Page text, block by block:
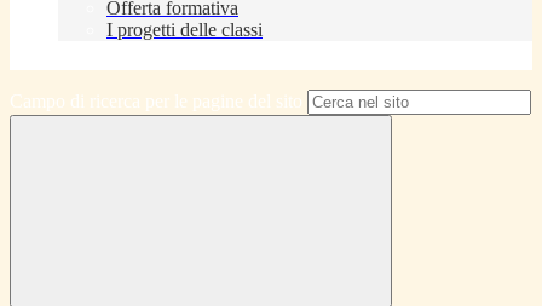
Offerta formativa
I progetti delle classi
Campo di ricerca per le pagine del sito